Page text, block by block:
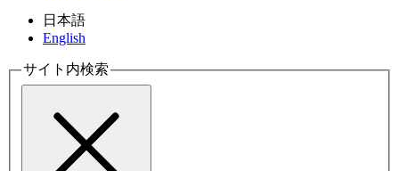
日本語
English
サイト内検索